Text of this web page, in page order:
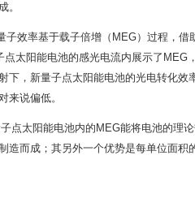
。
效率基于载子倍增（MEG）过程，借
太阳能电池的感光电流内展示了MEG
下，新量子点太阳能电池的光电转化
来说偏低。
点太阳能电池内的MEG能将电池的理
造而成；其另外一个优势是每单位面